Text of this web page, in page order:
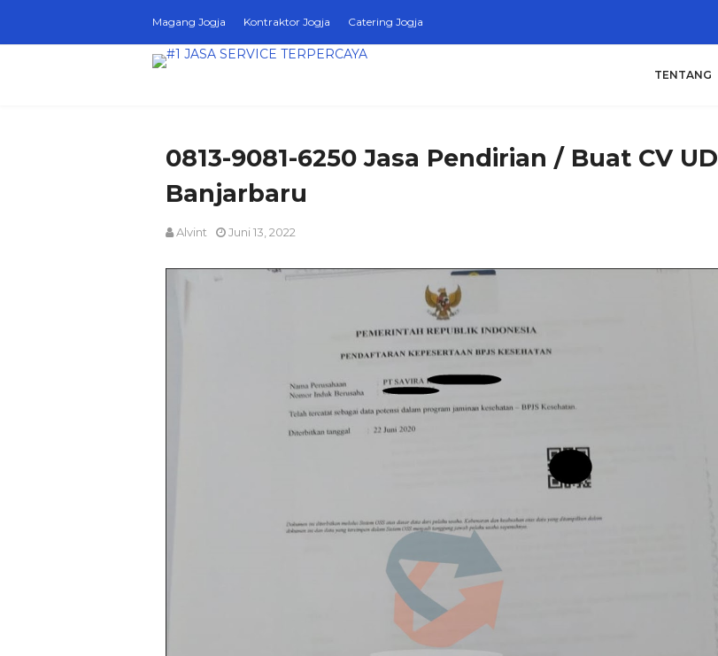
Magang Jogja Kontraktor Jogja Catering Jogja
TENTANG
0813-9081-6250 Jasa Pendirian / Buat CV UD
Banjarbaru
Alvint Juni 13, 2022